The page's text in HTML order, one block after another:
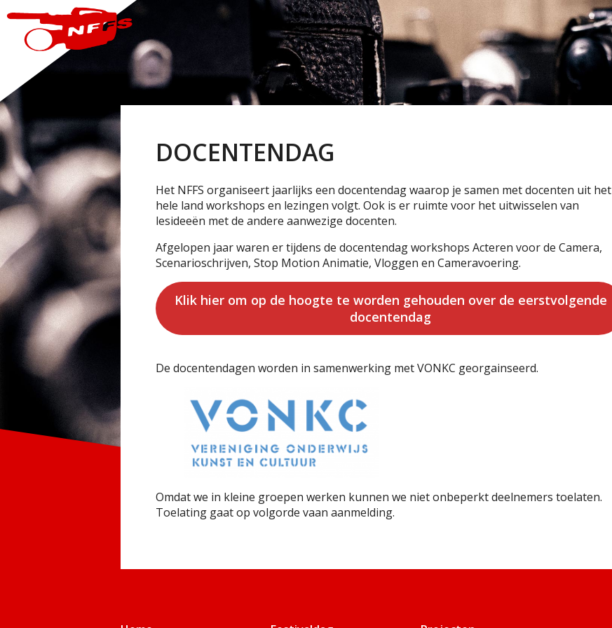
DOCENTENDAG
Het NFFS organiseert jaarlijks een docentendag waarop je samen met docenten uit het
hele land workshops en lezingen volgt. Ook is er ruimte voor het uitwisselen van
lesideeën met de andere aanwezige docenten.
Afgelopen jaar waren er tijdens de docentendag workshops Acteren voor de Camera,
Scenarioschrijven, Stop Motion Animatie, Vloggen en Cameravoering.
Klik hier om op de hoogte te worden gehouden over de eerstvolgende
docentendag
De docentendagen worden in samenwerking met VONKC georgainseerd.
Omdat we in kleine groepen werken kunnen we niet onbeperkt deelnemers toelaten.
Toelating gaat op volgorde vaan aanmelding.